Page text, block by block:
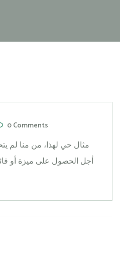
0 Comments
مثال حي لهذا، من منا لم
أجل الحصول على ميزة أو